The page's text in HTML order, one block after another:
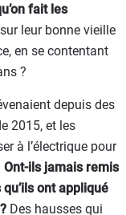
fait les
leur bonne vieille
en se contentant
?
depuis des
2015, et les
à l’électrique pour
Ont-ils jamais remis
ont appliqué
Des hausses qui